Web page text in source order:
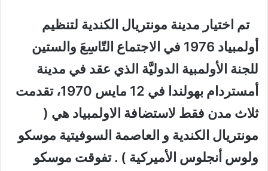
تم اختيار مدينة مونتريال الكندية لتنظيم
أولمبياد 1976 في الاجتماع التّاسِعَ والستين
للجنة الأولمبية الدوليَّة الذي عقد في مدينة
أمستردام بهولندا في 12 مايس 1970، تقدمت
ثلاث مدن فقط لاستضافة الاولمبياد هي (
مونتريال الكندية و العاصمة السوفيتية موسكو
ولوس أنجلوس الأميركية ) . تفوقت موسكو